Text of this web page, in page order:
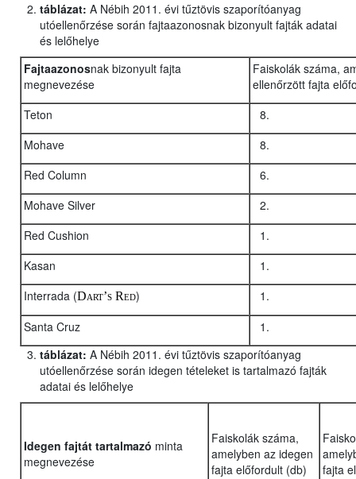
táblázat: A Nébih 2011. évi tűztövis szaporítóanyag
utóellenőrzése során fajtaazonosnak bizonyult fajták adatai
és lelőhelye
Fajtaazonosnak bizonyult fajta
megnevezése
Faiskolák száma,
ellenőrzött fajta
Teton
Mohave
Red Column
Mohave Silver
Red Cushion
Kasan
Interrada (Dart’s Red)
Santa Cruz
táblázat: A Nébih 2011. évi tűztövis szaporítóanyag
utóellenőrzése során idegen tételeket is tartalmazó fajták
adatai és lelőhelye
Idegen fajtát tartalmazó minta
megnevezése
Faiskolák száma,
amelyben az idegen
fajta előfordult (db)
fajta